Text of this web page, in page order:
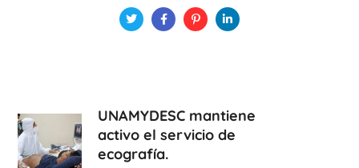
UNAMYDESC mantiene
activo el servicio de
ecografía.